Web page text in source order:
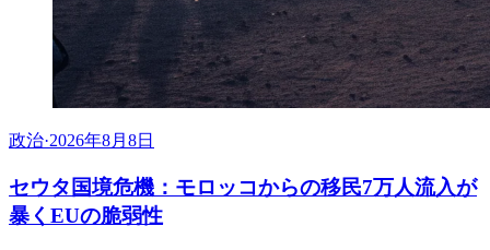
政治·2026年8月8日
セウタ国境危機：モロッコからの移民7万人流入が
暴くEUの脆弱性